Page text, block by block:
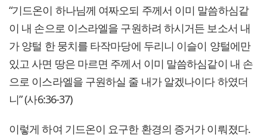
“기드온이 하나님께 여짜오되 주께서 이미 말씀하심같
이 내 손으로 이스라엘을 구원하려 하시거든 보소서 내
가 양털 한 뭉치를 타작마당에 두리니 이슬이 양털에만
있고 사면 땅은 마르면 주께서 이미 말씀하심같이 내 손
으로 이스라엘을 구원하실 줄 내가 알겠나이다 하였더
니” (사6:36-37)
이렇게 하여 기드온이 요구한 환경의 증거가 이뤄졌다.